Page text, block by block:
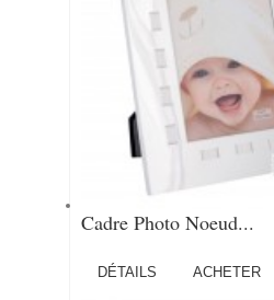
Cadre Photo Noeud...
DÉTAILS ACHETER